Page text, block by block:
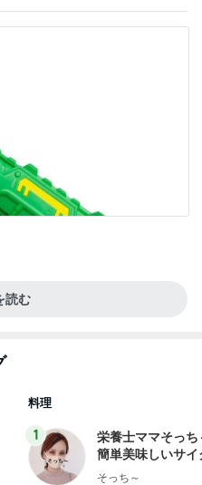
読む
料理
1
栄養士ママそっち
簡単美味しいサイ
献立
そっち～